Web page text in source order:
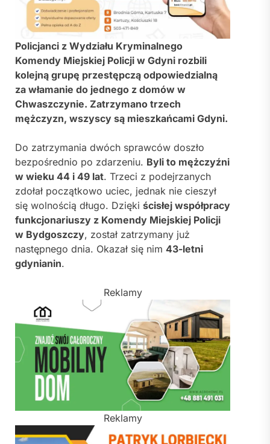
Policjanci z Wydziału Kryminalnego
Komendy Miejskiej Policji w Gdyni rozbili
kolejną grupę przestępczą odpowiedzialną
za włamanie do jednego z domów w
Chwaszczynie. Zatrzymano trzech
mężczyzn, wszyscy są mieszkańcami Gdyni.
Do zatrzymania dwóch sprawców doszło
bezpośrednio po zdarzeniu. Byli to mężczyźni
w wieku 44 i 49 lat. Trzeci z podejrzanych
zdołał początkowo uciec, jednak nie cieszył
się wolnością długo. Dzięki ścisłej współpracy
funkcjonariuszy z Komendy Miejskiej Policji
w Bydgoszczy, został zatrzymany już
następnego dnia. Okazał się nim 43-letni
gdynianin.
Reklamy
Reklamy